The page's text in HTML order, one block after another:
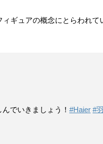
ギュアの概念にとらわれて
でいきましょう！ #Haier #